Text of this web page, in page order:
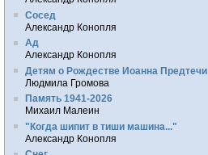
Сосед
Александр Конопля
Ад
Александр Конопля
Детям о Рождестве Иоанна Предтечи
Людмила Громова
Память 1941-2026
Михаил Малеин
"Когда шипит в тиши машина..."
Александр Конопля